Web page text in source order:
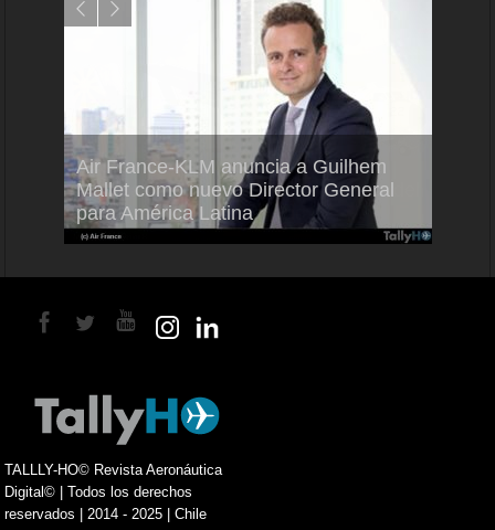
Air France-KLM anuncia a Guilhem
Mallet como nuevo Director General
para América Latina
TALLLY-HO© Revista Aeronáutica
Digital© | Todos los derechos
reservados | 2014 - 2025 | Chile